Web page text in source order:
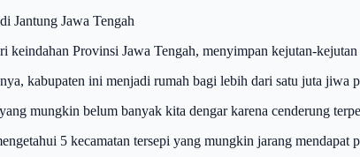
Jantung Jawa Tengah
keindahan Provinsi Jawa Tengah, menyimpan kejutan-
kabupaten ini menjadi rumah bagi lebih dari satu juta jiwa
mungkin belum banyak kita dengar karena cenderung
5 kecamatan tersepi yang mungkin jarang mendapat